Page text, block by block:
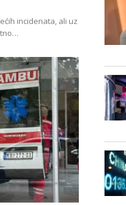
incidenata, ali uz